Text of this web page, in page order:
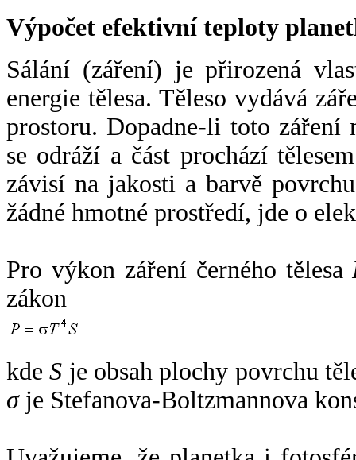
Výpočet efektivní teploty
Sálání (záření) je přirozená
energie tělesa. Těleso vydává
prostoru. Dopadne-li toto záření
se odráží a část prochází
závisí na jakosti a barvě
žádné hmotné prostředí, jde o
Pro výkon záření černého tělesa
zákon
kdeS je obsah plochy povrchu
σje Stefanova-Boltzmannova